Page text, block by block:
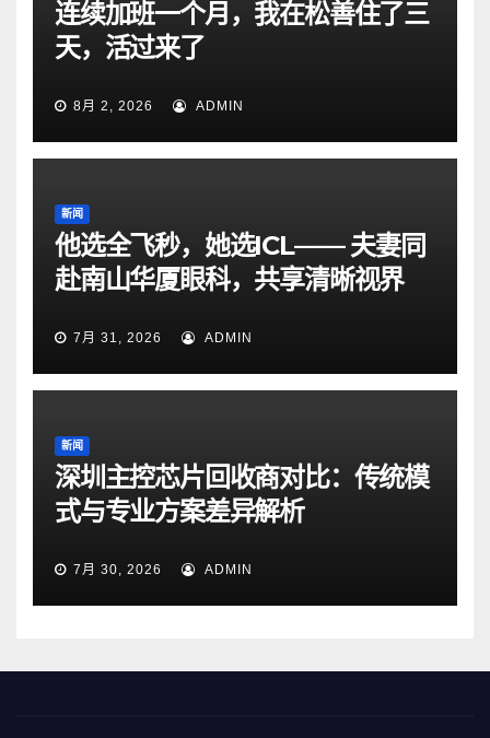
连续加班一个月，我在松善住了三
天，活过来了
8月 2, 2026 ADMIN
新闻
他选全飞秒，她选ICL—— 夫妻同
赴南山华厦眼科，共享清晰视界
7月 31, 2026 ADMIN
新闻
深圳主控芯片回收商对比：传统模
式与专业方案差异解析
7月 30, 2026 ADMIN